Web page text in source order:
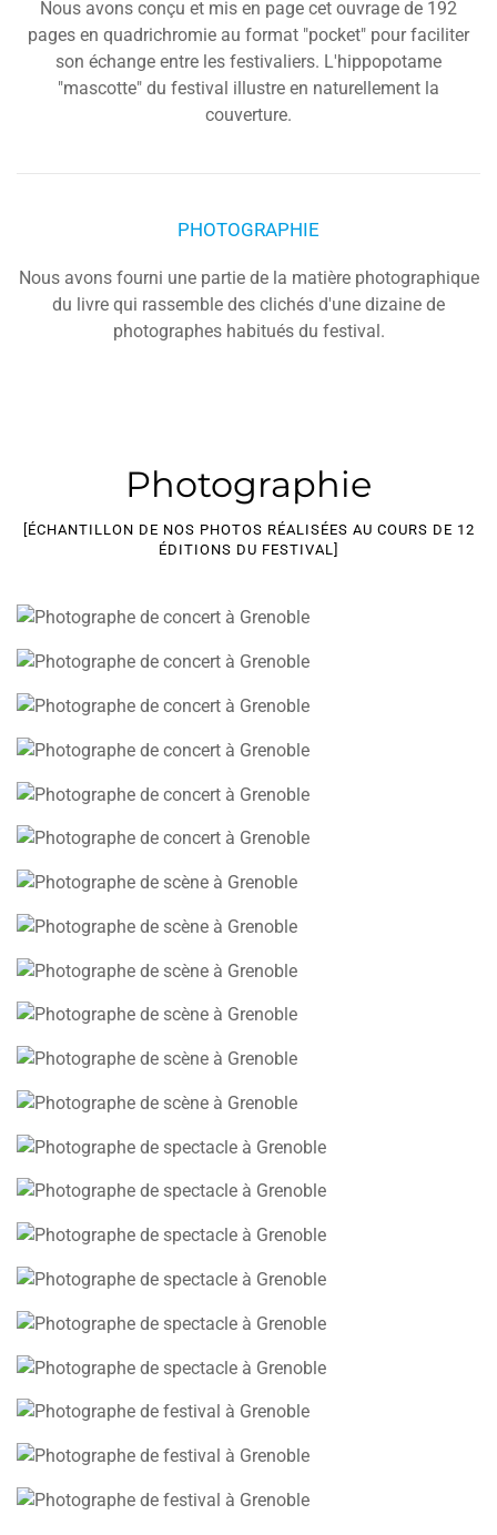
Nous avons conçu et mis en page cet ouvrage de 192
pages en quadrichromie au format "pocket" pour faciliter
son échange entre les festivaliers. L'hippopotame
"mascotte" du festival illustre en naturellement la
couverture.
PHOTOGRAPHIE
Nous avons fourni une partie de la matière photographique
du livre qui rassemble des clichés d'une dizaine de
photographes habitués du festival.
Photographie
[ÉCHANTILLON DE NOS PHOTOS RÉALISÉES AU COURS DE 12
ÉDITIONS DU FESTIVAL]